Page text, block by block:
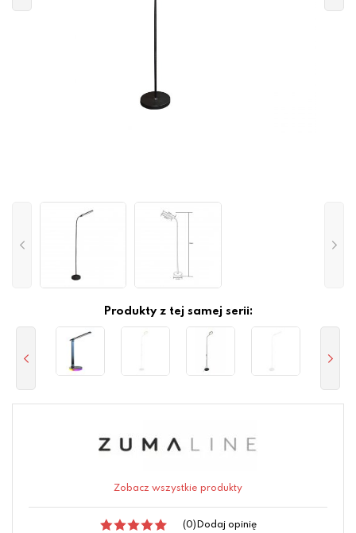
Produkty z tej samej serii:
Zobacz wszystkie produkty
(0) Dodaj opinię